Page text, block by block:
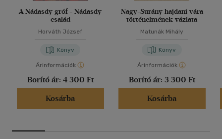
A Nádasdy gróf - Nádasdy
család
Horváth József
Könyv
Árinformációk
Borító ár: 4 300 Ft
Kosárba
Nagy-Surány hajdani vára
történelmének vázlata
Matunák Mihály
Könyv
Árinformációk
Borító ár: 3 300 Ft
Kosárba